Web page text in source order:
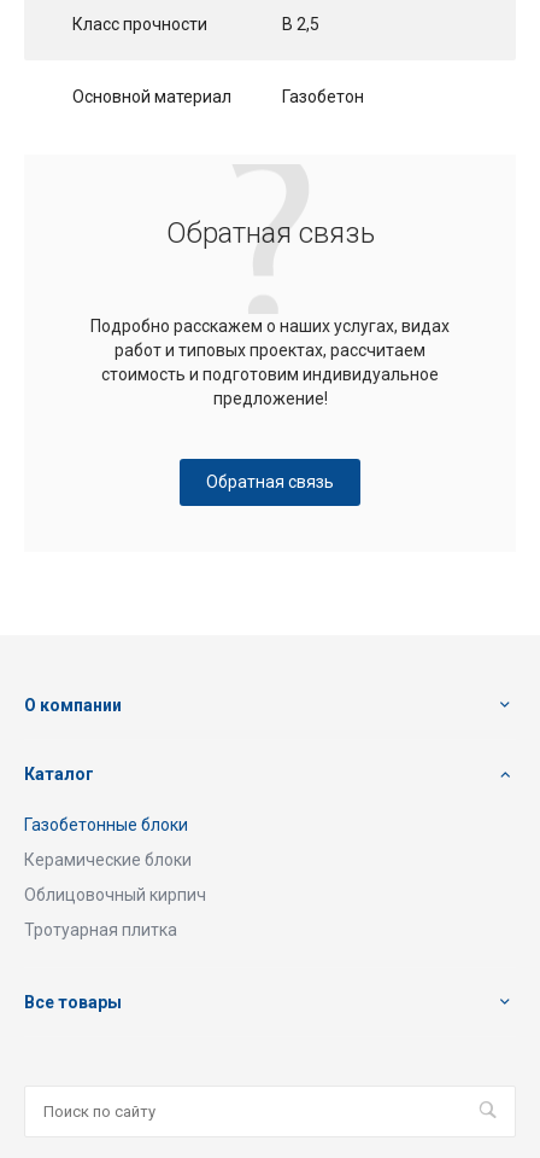
Класс прочности B 2,5
Основной материал Газобетон
Обратная связь
Подробно расскажем о наших услугах, видах
работ и типовых проектах, рассчитаем
стоимость и подготовим индивидуальное
предложение!
Обратная связь
О компании
Каталог
Газобетонные блоки
Керамические блоки
Облицовочный кирпич
Тротуарная плитка
Все товары